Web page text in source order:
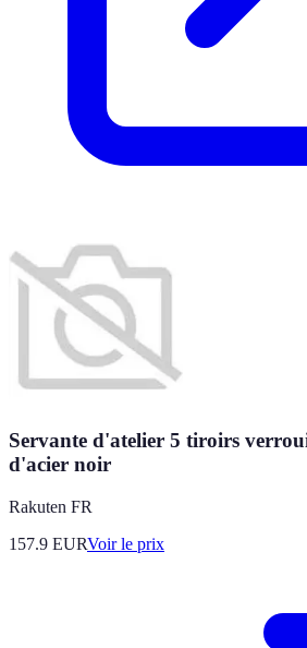
Servante d'atelier 5 tiroirs
d'acier noir
Rakuten FR
157.9 EURVoir le prix